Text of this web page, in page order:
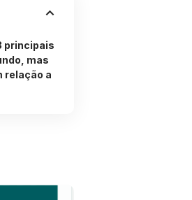
principais
mas
relação a